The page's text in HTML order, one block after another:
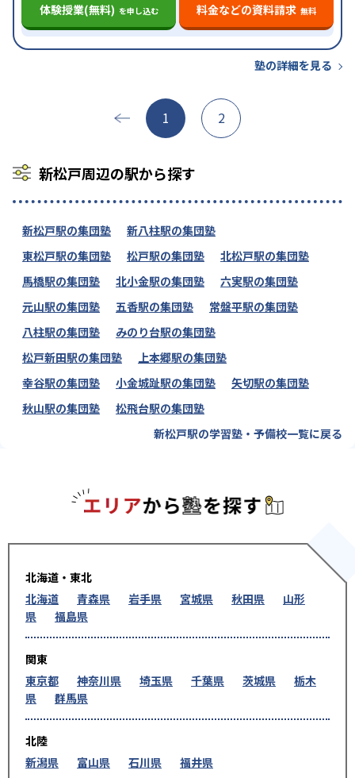
体験授業(無料) を申し込む 料金などの資料請求 無料
塾の詳細を見る
1 2
新松戸周辺の駅から探す
新松戸駅の集団塾
新八柱駅の集団塾
東松戸駅の集団塾
松戸駅の集団塾
北松戸駅の集団塾
馬橋駅の集団塾
北小金駅の集団塾
六実駅の集団塾
元山駅の集団塾
五香駅の集団塾
常盤平駅の集団塾
八柱駅の集団塾
みのり台駅の集団塾
松戸新田駅の集団塾
上本郷駅の集団塾
幸谷駅の集団塾
小金城趾駅の集団塾
矢切駅の集団塾
秋山駅の集団塾
松飛台駅の集団塾
新松戸駅の学習塾・予備校一覧に戻る
北海道・東北
北海道
青森県 岩手県 宮城県 秋田県
山形
県
福島県
関東
東京都
神奈川県 埼玉県 千葉県 茨城県
栃木
県
群馬県
北陸
新潟県
富山県 石川県 福井県